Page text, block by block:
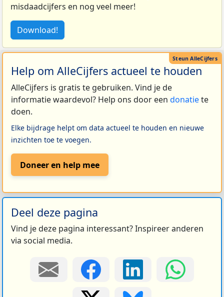
misdaadcijfers en nog veel meer!
Download!
Help om AlleCijfers actueel te houden
AlleCijfers is gratis te gebruiken. Vind je de
informatie waardevol? Help ons door een donatiete
doen.
Elke bijdrage helpt om data actueel te houden en nieuwe
inzichten toe te voegen.
Doneer en help mee
Deel deze pagina
Vind je deze pagina interessant? Inspireer anderen
via social media.